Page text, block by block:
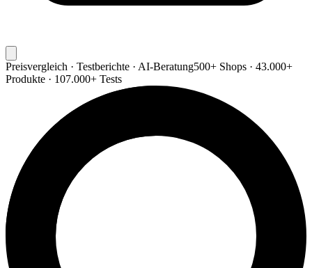
Preisvergleich · Testberichte · AI-Beratung500+ Shops · 43.000+
Produkte · 107.000+ Tests